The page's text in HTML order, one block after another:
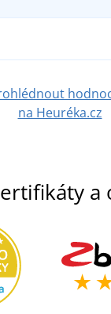
647 Kč
na Heuréka.cz
a